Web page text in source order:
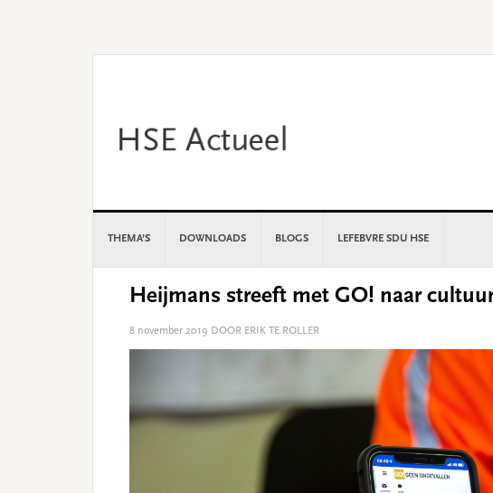
THEMA’S DOWNLOADS BLOGS LEFEBVRE SDU HSE
Heijmans streeft met GO! naar
8 november 2019 DOOR ERIK TE ROLLER